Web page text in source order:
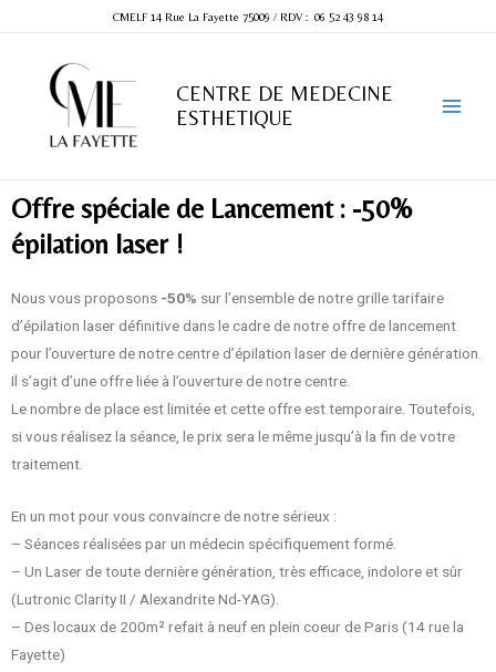
CMELF 14 Rue La Fayette 75009 / RDV : 06 52 43 98 14
CENTRE DE MEDECINE
ESTHETIQUE
Offre spéciale de Lancement : -50%
épilation laser !
Nous vous proposons -50% sur l’ensemble de notre grille tarifaire
d’épilation laser définitive dans le cadre de notre offre de lancement
pour l’ouverture de notre centre d’épilation laser de dernière génération.
Il s’agit d’une offre liée à l’ouverture de notre centre.
Le nombre de place est limitée et cette offre est temporaire. Toutefois,
si vous réalisez la séance, le prix sera le même jusqu’à la fin de votre
traitement.
En un mot pour vous convaincre de notre sérieux :
– Séances réalisées par un médecin spécifiquement formé.
– Un Laser de toute dernière génération, très efficace, indolore et sûr
(Lutronic Clarity II / Alexandrite Nd-YAG).
– Des locaux de 200m² refait à neuf en plein coeur de Paris (14 rue la
Fayette)